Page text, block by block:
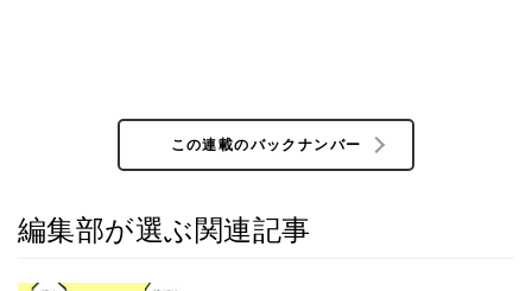
この連載のバックナンバー
編集部が選ぶ関連記事